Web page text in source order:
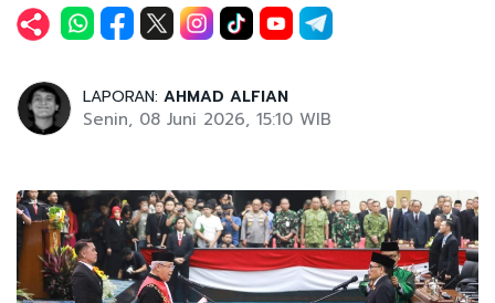
LAPORAN: AHMAD ALFIAN
Senin, 08 Juni 2026, 15:10 WIB